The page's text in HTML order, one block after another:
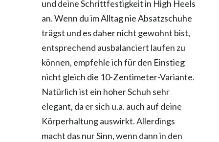
und deine Schrittfestigkeit in High Heels
an. Wenn du im Alltag nie Absatzschuhe
trägst und es daher nicht gewohnt bist,
entsprechend ausbalanciert laufen zu
können, empfehle ich für den Einstieg
nicht gleich die 10-Zentimeter-Variante.
Natürlich ist ein hoher Schuh sehr
elegant, da er sich u.a. auch auf deine
Körperhaltung auswirkt. Allerdings
macht das nur Sinn, wenn dann in den